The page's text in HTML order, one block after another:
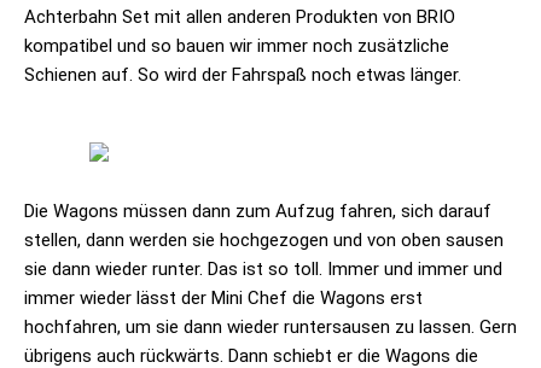
Achterbahn Set mit allen anderen Produkten von BRIO
kompatibel und so bauen wir immer noch zusätzliche
Schienen auf. So wird der Fahrspaß noch etwas länger.
Die Wagons müssen dann zum Aufzug fahren, sich darauf
stellen, dann werden sie hochgezogen und von oben sausen
sie dann wieder runter. Das ist so toll. Immer und immer und
immer wieder lässt der Mini Chef die Wagons erst
hochfahren, um sie dann wieder runtersausen zu lassen. Gern
übrigens auch rückwärts. Dann schiebt er die Wagons die